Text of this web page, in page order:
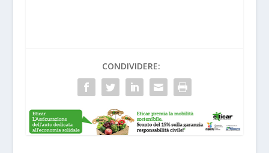
CONDIVIDERE: